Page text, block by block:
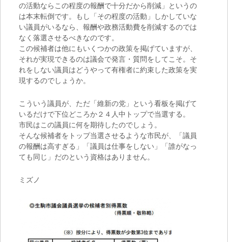
の活動ならこの程度の報酬で十分だから削減」というの
は本末転倒です。もし「その程度の活動」しかしていな
い議員がいるなら、報酬や政務活動費を削減するのでは
なく落選させるべきなのです。
この候補者は他にもいくつかの政策を掲げていますが、
それが実現できるのは議会で発言・質問をしてこそ。そ
れをしない議員はどうやって有権者に約束した政策を実
現するのでしょうか。
こういう議員が、ただ「維新の党」という看板を掲げて
いるだけで下位どころか２４人中トップで当選する。
市民はこの議員に何を期待したのでしょう。
そんな候補者をトップ当選させるような市民が、「議員
の報酬は高すぎる」「議員は仕事をしない」「誰がなっ
ても同じ」だのという資格はありません。
ミズノ